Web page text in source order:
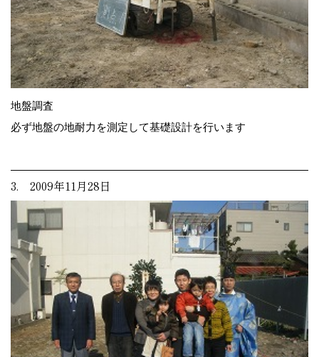
地盤調査
必ず地盤の地耐力を測定して基礎設計を行います
3. 2009年11月28日